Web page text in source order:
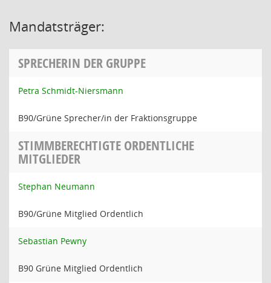
Mandatsträger:
SPRECHERIN DER GRUPPE
Petra Schmidt-Niersmann
B90/Grüne Sprecher/in der Fraktionsgruppe
STIMMBERECHTIGTE ORDENTLICHE
MITGLIEDER
Stephan Neumann
B90/Grüne Mitglied Ordentlich
Sebastian Pewny
B90 Grüne Mitglied Ordentlich